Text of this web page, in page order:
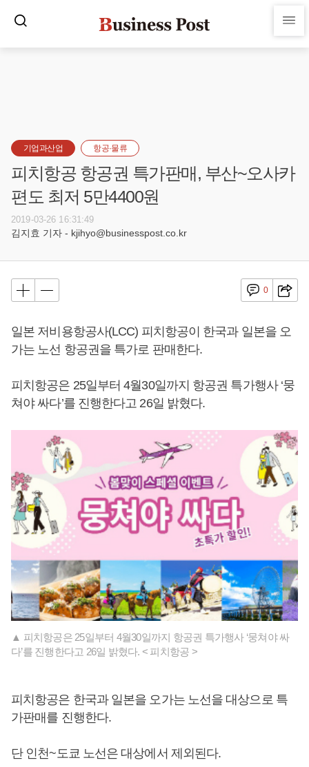
기업과산업 항공·물류
피치항공 항공권 특가판매, 부산~오사카
편도 최저 5만4400원
2019-03-26 16:31:49
김지효 기자 - kjihyo@businesspost.co.kr
0
일본 저비용항공사(LCC) 피치항공이 한국과 일본을 오
가는 노선 항공권을 특가로 판매한다.
피치항공은 25일부터 4월30일까지 항공권 특가행사 ‘뭉
쳐야 싸다’를 진행한다고 26일 밝혔다.
▲ 피치항공은 25일부터 4월30일까지 항공권 특가행사 ‘뭉쳐야 싸
다’를 진행한다고 26일 밝혔다. < 피치항공 >
피치항공은 한국과 일본을 오가는 노선을 대상으로 특
가판매를 진행한다.
단 인천~도쿄 노선은 대상에서 제외된다.